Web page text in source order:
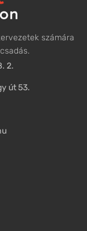
számára
2.
út 53.